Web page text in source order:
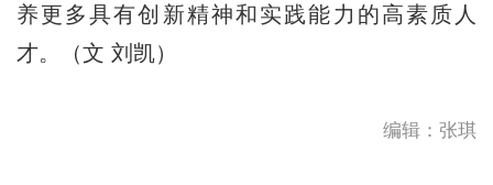
养更多具有创新精神和实践能力的高素质人
才。（文 刘凯）
编辑：张琪